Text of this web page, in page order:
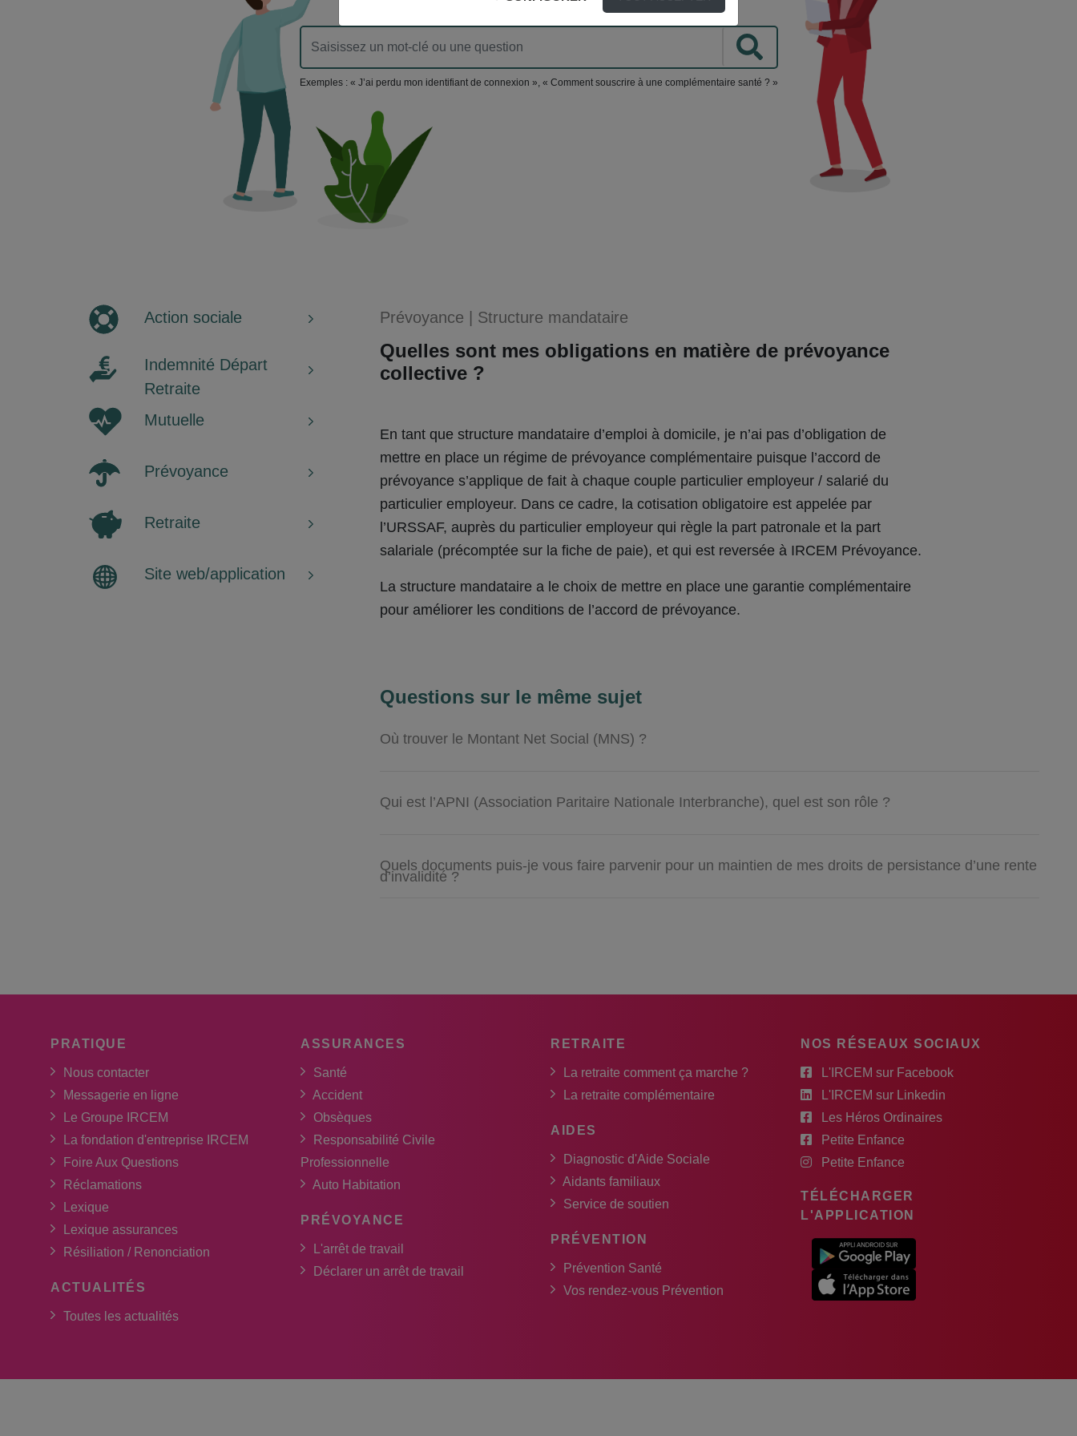
Exemples : « J’ai perdu mon identifiant de connexion », « Comment souscrire à une complémentaire santé ? »
Action sociale
Indemnité Départ
Retraite
Mutuelle
Prévoyance
Retraite
Site web/application
Prévoyance Structure mandataire
Quelles sont mes obligations en matière de prévoyance
collective ?
En tant que structure mandataire d’emploi à domicile, je n’ai pas d’obligation de
mettre en place un régime de prévoyance complémentaire puisque l’accord de
prévoyance s’applique de fait à chaque couple particulier employeur / salarié du
particulier employeur. Dans ce cadre, la cotisation obligatoire est appelée par
l’URSSAF, auprès du particulier employeur qui règle la part patronale et la part
salariale (précomptée sur la fiche de paie), et qui est reversée à IRCEM Prévoyance.
La structure mandataire a le choix de mettre en place une garantie complémentaire
pour améliorer les conditions de l’accord de prévoyance.
Questions sur le même sujet
Où trouver le Montant Net Social (MNS) ?
Qui est l’APNI (Association Paritaire Nationale Interbranche), quel est son rôle ?
Quels documents puis-je vous faire parvenir pour un maintien de mes droits de persistance d’une rente
d’invalidité ?
PRATIQUE
Nous contacter
Messagerie en ligne
Le Groupe IRCEM
La fondation d'entreprise IRCEM
Foire Aux Questions
Réclamations
Lexique
Lexique assurances
Résiliation / Renonciation
ACTUALITÉS
Toutes les actualités
ASSURANCES
Santé
Accident
Obsèques
Responsabilité Civile
Professionnelle
Auto Habitation
PRÉVOYANCE
L'arrêt de travail
Déclarer un arrêt de travail
RETRAITE
La retraite comment ça marche ?
La retraite complémentaire
AIDES
Diagnostic d'Aide Sociale
Aidants familiaux
Service de soutien
PRÉVENTION
Prévention Santé
Vos rendez-vous Prévention
NOS RÉSEAUX SOCIAUX
L'IRCEM sur Facebook
L'IRCEM sur Linkedin
Les Héros Ordinaires
Petite Enfance
Petite Enfance
TÉLÉCHARGER
L'APPLICATION